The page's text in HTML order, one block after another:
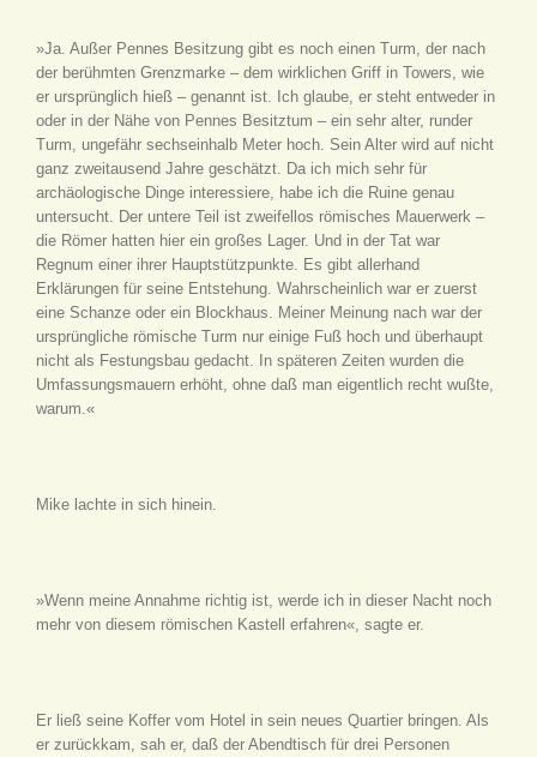
»Ja. Außer Pennes Besitzung gibt es noch einen Turm, der nach
der berühmten Grenzmarke – dem wirklichen Griff in Towers, wie
er ursprünglich hieß – genannt ist. Ich glaube, er steht entweder in
oder in der Nähe von Pennes Besitztum – ein sehr alter, runder
Turm, ungefähr sechseinhalb Meter hoch. Sein Alter wird auf nicht
ganz zweitausend Jahre geschätzt. Da ich mich sehr für
archäologische Dinge interessiere, habe ich die Ruine genau
untersucht. Der untere Teil ist zweifellos römisches Mauerwerk –
die Römer hatten hier ein großes Lager. Und in der Tat war
Regnum einer ihrer Hauptstützpunkte. Es gibt allerhand
Erklärungen für seine Entstehung. Wahrscheinlich war er zuerst
eine Schanze oder ein Blockhaus. Meiner Meinung nach war der
ursprüngliche römische Turm nur einige Fuß hoch und überhaupt
nicht als Festungsbau gedacht. In späteren Zeiten wurden die
Umfassungsmauern erhöht, ohne daß man eigentlich recht wußte,
warum.«
Mike lachte in sich hinein.
»Wenn meine Annahme richtig ist, werde ich in dieser Nacht noch
mehr von diesem römischen Kastell erfahren«, sagte er.
Er ließ seine Koffer vom Hotel in sein neues Quartier bringen. Als
er zurückkam, sah er, daß der Abendtisch für drei Personen